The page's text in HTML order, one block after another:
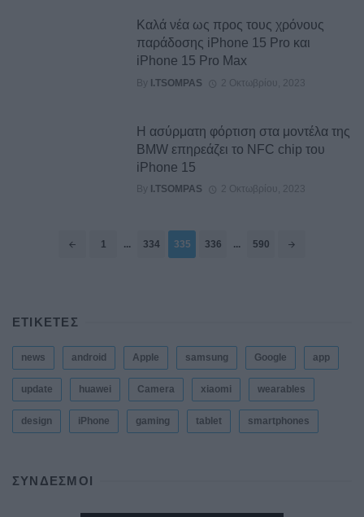
Καλά νέα ως προς τους χρόνους
παράδοσης iPhone 15 Pro και
iPhone 15 Pro Max
By I.TSOMPAS 2 Οκτωβρίου, 2023
Η ασύρματη φόρτιση στα μοντέλα της
BMW επηρεάζει το NFC chip του
iPhone 15
By I.TSOMPAS 2 Οκτωβρίου, 2023
1 ... 334 335 336 ... 590
ΕΤΙΚΕΤΕΣ
news android Apple samsung Google app
update huawei Camera xiaomi wearables
design iPhone gaming tablet smartphones
ΣΎΝΔΕΣΜΟΙ